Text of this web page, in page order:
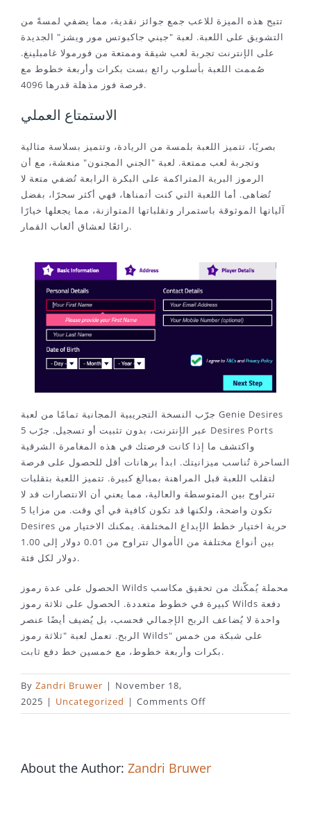
تتيح هذه الميزة للاعب جمع جوائز نقدية، مما يضفي لمسةً من
التشويق على اللعبة. لعبة "جيني جاكبوتس مور ويشز" الجديدة
على الإنترنت تجربة لعب شيقة وممتعة من فورمولا غامبلينغ.
صُممت اللعبة بأسلوب رائع بست بكرات وأربعة خطوط مع
فرصة فوز مذهلة قدرها 4096.
الاستمتاع العملي
بصريًا، تتميز اللعبة بلمسة من الريادة، وتتميز بسلاسة مثالية
وتجربة لعب ممتعة. لعبة "الجني المجنون" منعشة، مع أن
الرموز البرية المتراكمة على البكرة الرابعة تُضفي متعة لا
تُضاهى. أما اللعبة التي كنت أتمناها، فهي أكثر سحرًا، بفضل
آلياتها الموثوقة باستمرار وتقلباتها المتوازنة، مما يجعلها خيارًا
رائعًا لعشاق ألعاب القمار.
جرّب النسخة التجريبية المجانية تمامًا من لعبة Genie Desires
عبر الإنترنت، بدون تثبيت أو تسجيل. جرّب 5 Desires Ports
واكتشف ما إذا كانت فرصتك في هذه المغامرة الشرقية
الساحرة تُناسب ميزانيتك. ابدأ برهانات أقل للحصول على فرصة
لتقلب اللعبة قبل المراهنة بمبالغ كبيرة. تتميز اللعبة بتقلبات
تتراوح بين المتوسطة والعالية، مما يعني أن الانتصارات قد لا
تكون واضحة، ولكنها قد تكون كافية في أي وقت. من مزايا 5
Desires حرية اختيار خطط الإيداع المختلفة. يمكنك الاختيار من
بين أنواع مختلفة من الأموال تتراوح من 0.01 دولار إلى 1.00
دولار لكل فئة.
الحصول على عدة رموز Wilds محملة يُمكّنك من تحقيق مكاسب
كبيرة في خطوط متعددة. الحصول على ثلاثة رموز Wilds دفعة
واحدة لا يُضاعف الربح الإجمالي فحسب، بل يُضيف أيضًا عنصر
الربح. تعمل لعبة "ثلاثة رموز Wilds" على شبكة من خمس
بكرات وأربعة خطوط، مع خمسين خط دفع ثابت.
By Zandri Bruwer | November 18,
2025 | Uncategorized | Comments Offon
لعبة
three
About the Author: Zandri Bruwer